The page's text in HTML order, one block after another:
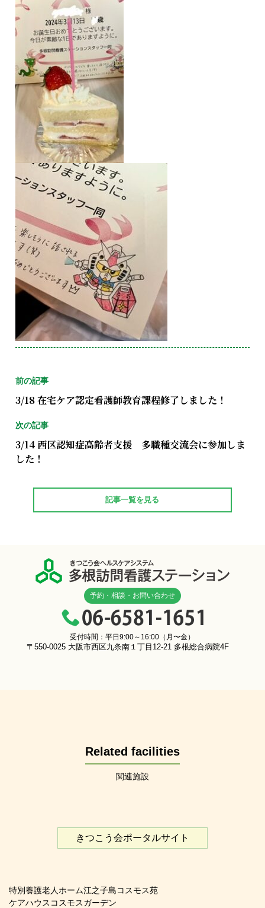
前の記事
3/18 在宅ケア認定看護師教育課程修了しました！
次の記事
3/14 西区認知症高齢者支援 多職種交流会に参加しま
した！
記事一覧を見る
予約・相談・お問い合わせ
受付時間：平日9:00～16:00（月〜金）
〒550-0025 大阪市西区九条南１丁目12-21 多根総合病院4F
Related facilities
関連施設
きつこう会ポータルサイト
特別養護老人ホーム江之子島コスモス苑
ケアハウスコスモスガーデン